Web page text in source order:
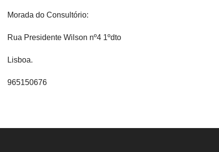
Morada do Consultório:
Rua Presidente Wilson nº4 1ºdto
Lisboa.
965150676